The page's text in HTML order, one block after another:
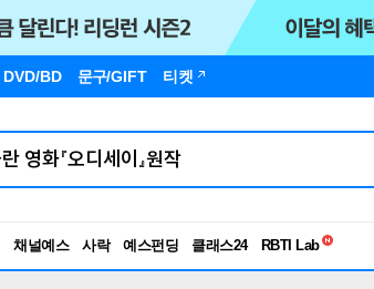
DVD/BD 문구/GIFT 티켓
채널예스 사락 예스펀딩 클래스24
독서유형검사